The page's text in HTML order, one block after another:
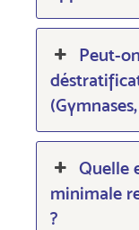
Peut-
Quelle
minimale
?